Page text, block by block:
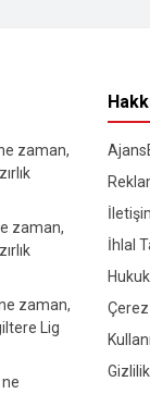
zaman,
zaman,
zaman,
Lig
İhlal